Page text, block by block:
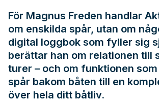
För Magnus Freden handlar
om enskilda spår, utan om
digital loggbok som fyller sig
berättar han om relationen till
turer – och om funktionen
spår bakom båten till en
över hela ditt båtliv.